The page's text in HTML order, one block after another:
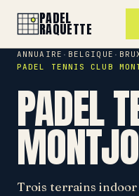
PADEL
RAQUETTE
ANNUAIRE · BELGIQUE ·
PADEL TENNIS CLUB
PADEL
Trois terrains